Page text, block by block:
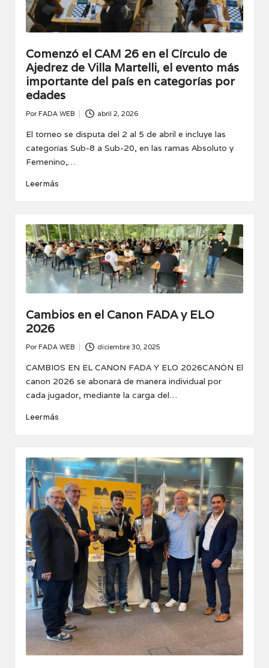
Comenzó el CAM 26 en el Círculo de
Ajedrez de Villa Martelli, el evento más
importante del país en categorías por
edades
por
Por FADA WEB abril 2, 2026
El torneo se disputa del 2 al 5 de abril e incluye las
categorías Sub-8 a Sub-20, en las ramas Absoluto y
Femenino,…
Leer más
Cambios en el Canon FADA y ELO
2026
por
Por FADA WEB diciembre 30, 2025
CAMBIOS EN EL CANON FADA Y ELO 2026CANÓN El
canon 2026 se abonará de manera individual por
cada jugador, mediante la carga del…
Leer más